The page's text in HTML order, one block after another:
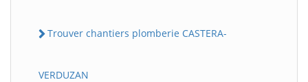
Trouver chantiers plomberie CASTERA-
VERDUZAN